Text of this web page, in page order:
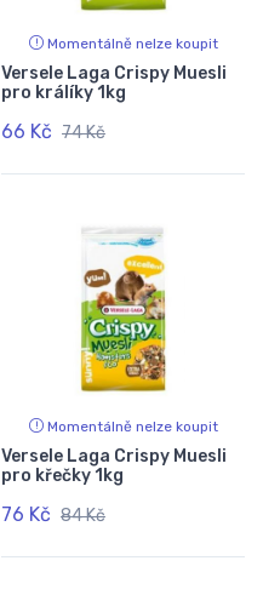
Momentálně nelze koupit
Versele Laga Crispy Muesli
pro králíky 1kg
66 Kč 74 Kč
Momentálně nelze koupit
Versele Laga Crispy Muesli
pro křečky 1kg
76 Kč 84 Kč